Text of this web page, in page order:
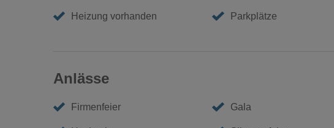
Heizung vorhanden Parkplätze
Anlässe
Firmenfeier Gala